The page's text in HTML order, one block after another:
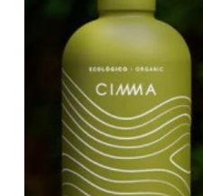
Subscriptors
newsletter
Pallars
Contingut
patrocinat